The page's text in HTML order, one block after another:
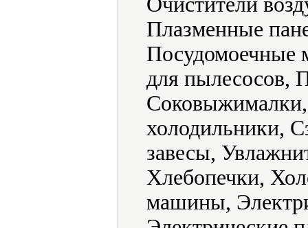
Плазменные
для пылесосов,
холодильники,
завесы,
Хлебопечки,
машины,